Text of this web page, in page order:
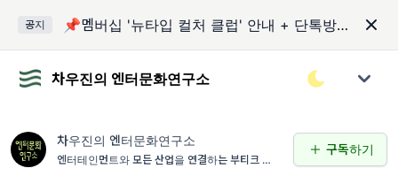
공지 📌멤버십 '뉴타입 컬처 클럽' 안내 + 단톡방 입장 코드
차우진의 엔터문화연구소
차우진의 엔터문화연구소
엔터테인먼트와 모든 산업을 연결하는 부티크 연구
구독하기